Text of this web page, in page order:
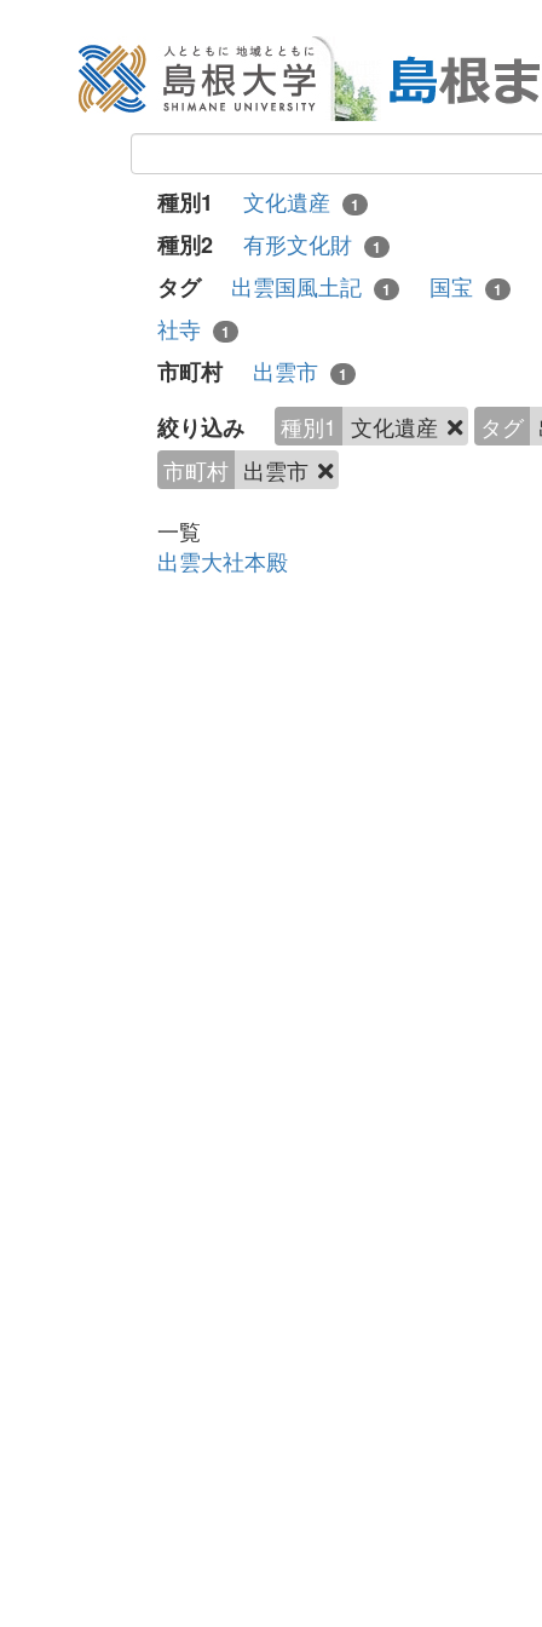
種別1 文化遺産 1
種別2 有形文化財 1
タグ 出雲国風土記 1 国宝 1
社寺
1
市町村 出雲市 1
絞り込み 種別1 文化遺産 タグ
市町村 出雲市
一覧
出雲大社本殿